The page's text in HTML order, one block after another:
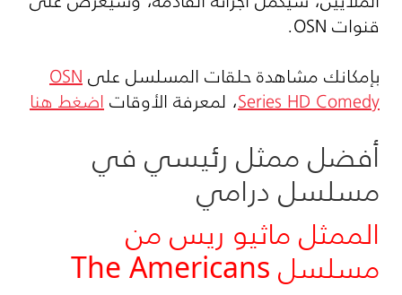
قنوات OSN.
بإمكانك مشاهدة حلقات المسلسل علىOSN
Series HD Comedy، لمعرفة الأوقاتاضغط هنا
أفضل ممثل رئيسي في
مسلسل درامي
الممثل ماثيو ريس من
مسلسل The Americans